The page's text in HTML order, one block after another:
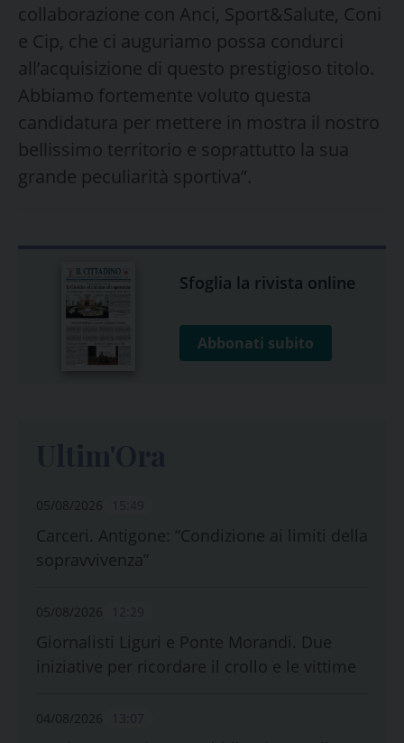
collaborazione con Anci, Sport&Salute, Coni
e Cip, che ci auguriamo possa condurci
all’acquisizione di questo prestigioso titolo.
Abbiamo fortemente voluto questa
candidatura per mettere in mostra il nostro
bellissimo territorio e soprattutto la sua
grande peculiarità sportiva”.
Sfoglia la rivista online
Abbonati subito
05/08/2026
Carceri. Antigone: “Condizione ai limiti della
sopravvivenza”
05/08/2026
Giornalisti Liguri e Ponte Morandi. Due
iniziative per ricordare il crollo e le vittime
04/08/2026